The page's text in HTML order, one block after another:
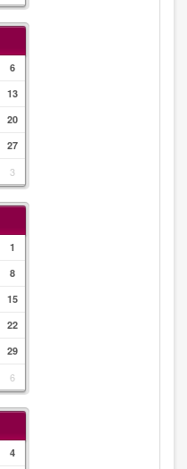
6
13
20
27
3
1
8
15
22
29
6
4